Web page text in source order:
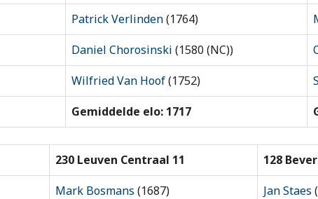
Patrick Verlinden(1764)
Daniel Chorosinski (1580 (NC))
Wilfried Van Hoof(1752)
Gemiddelde elo: 1717
230 Leuven Centraal 11 128
Mark Bosmans (1687) Jan Staes